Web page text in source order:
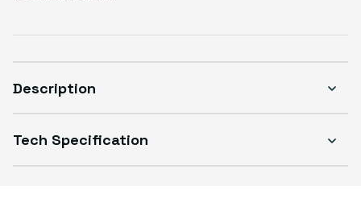
Description
Tech Specification